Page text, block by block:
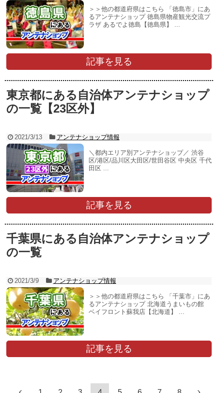
＞＞他の都道府県はこちら 「徳島市」にあ
るアンテナショップ 徳島県物産観光交流プ
ラザ あるでよ徳島【徳島県】 ...
記事を見る
東京都にある自治体アンテナショップ
の一覧【23区外】
2021/3/13 アンテナショップ情報
＼都内エリア別アンテナショップ／ 渋谷
区/港区/品川区大田区/世田谷区 中央区 千代
田区 ...
記事を見る
千葉県にある自治体アンテナショップ
の一覧
2021/3/9 アンテナショップ情報
＞＞他の都道府県はこちら 「千葉市」にあ
るアンテナショップ 北海道うまいもの館
ベイフロント蘇我店【北海道】 ...
記事を見る